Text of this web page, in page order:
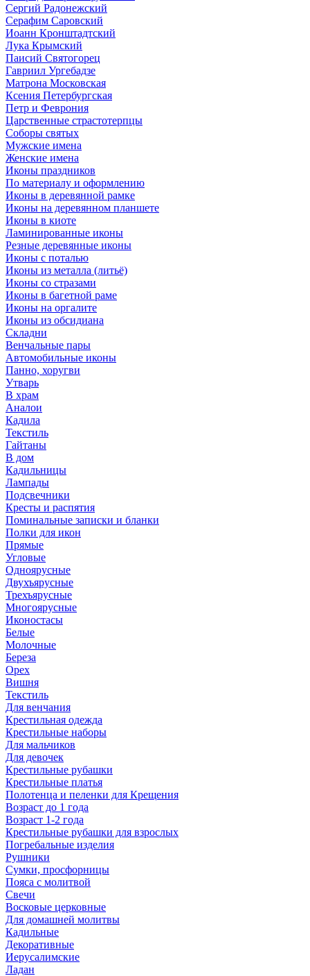
Сергий Радонежский
Серафим Саровский
Иоанн Кронштадтский
Лука Крымский
Паисий Святогорец
Гавриил Ургебадзе
Матрона Московская
Ксения Петербургская
Петр и Феврония
Царственные страстотерпцы
Соборы святых
Мужские имена
Женские имена
Иконы праздников
По материалу и оформлению
Иконы в деревянной рамке
Иконы на деревянном планшете
Иконы в киоте
Ламинированные иконы
Резные деревянные иконы
Иконы с поталью
Иконы из металла (литьё)
Иконы со стразами
Иконы в багетной раме
Иконы на оргалите
Иконы из обсидиана
Складни
Венчальные пары
Автомобильные иконы
Панно, хоругви
Утварь
В храм
Аналои
Кадила
Текстиль
Гайтаны
В дом
Кадильницы
Лампады
Подсвечники
Кресты и распятия
Поминальные записки и бланки
Полки для икон
Прямые
Угловые
Одноярусные
Двухъярусные
Трехъярусные
Многоярусные
Иконостасы
Белые
Молочные
Береза
Орех
Вишня
Текстиль
Для венчания
Крестильная одежда
Крестильные наборы
Для мальчиков
Для девочек
Крестильные рубашки
Крестильные платья
Полотенца и пеленки для Крещения
Возраст до 1 года
Возраст 1-2 года
Крестильные рубашки для взрослых
Погребальные изделия
Рушники
Сумки, просфорницы
Пояса с молитвой
Свечи
Восковые церковные
Для домашней молитвы
Кадильные
Декоративные
Иерусалимские
Ладан